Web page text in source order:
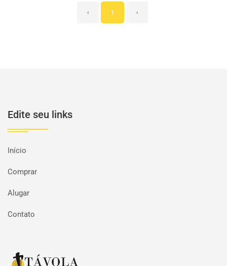
‹ 1 ›
Edite seu links
Início
Comprar
Alugar
Contato
Página inicial